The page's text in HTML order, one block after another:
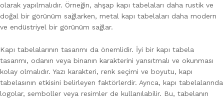
olarak yapılmalıdır. Örneğin, ahşap kapı tabelaları daha rustik ve
doğal bir görünüm sağlarken, metal kapı tabelaları daha modern
ve endüstriyel bir görünüm sağlar.
Kapı tabelalarının tasarımı da önemlidir. İyi bir kapı tabela
tasarımı, odanın veya binanın karakterini yansıtmalı ve okunması
kolay olmalıdır. Yazı karakteri, renk seçimi ve boyutu, kapı
tabelasının etkisini belirleyen faktörlerdir. Ayrıca, kapı tabelalarında
logolar, semboller veya resimler de kullanılabilir. Bu, tabelanın